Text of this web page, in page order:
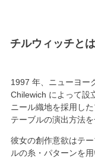
チルウィッチ
1997 年、ニューヨー
Chilewich によって設
ニール織地を採用 し
テーブルの演出方法を
彼女の創作意欲はテ
ルの糸・パターンを